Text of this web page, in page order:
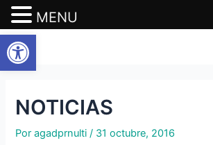
Ir
contenido
NOTICIAS
Poragadprnulti/ 31 octubre, 2016
Navegación
de
entradas
MENU
Abrir barra de herramientas